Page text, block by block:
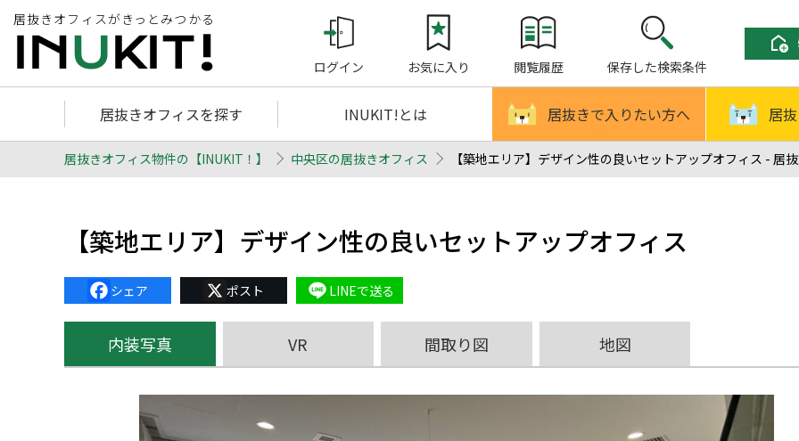
居抜きオフィスがきっとみつかる
ログイン お気に入り 閲覧履歴 保存した検索条件
居抜きオフィスを探す INUKIT!とは 居抜きで入りたい方へ 居
居抜きオフィス物件の【INUKIT！】 中央区の居抜きオフィス 【築地エリア】デザイン性の良いセットアップオフィス - 居
【築地エリア】デザイン性の良いセットアップオフィス
Facebook
X Line
内装写真 VR 間取り図 地図